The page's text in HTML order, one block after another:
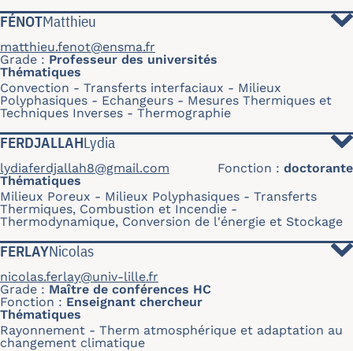
FÉNOTMatthieu
matthieu.fenot@ensma.fr
Grade
Professeur des universités
Thématiques
Convection
Transferts interfaciaux
Milieux
Polyphasiques
Echangeurs
Mesures Thermiques et
Techniques Inverses
Thermographie
FERDJALLAHLydia
lydiaferdjallah8@gmail.com Fonction
doctorante
Thématiques
Milieux Poreux
Milieux Polyphasiques
Transferts
Thermiques, Combustion et Incendie
Thermodynamique, Conversion de l'énergie et Stockage
FERLAYNicolas
nicolas.ferlay@univ-lille.fr
Grade
Maître de conférences HC
Fonction
Enseignant chercheur
Thématiques
Rayonnement
Therm atmosphérique et adaptation au
changement climatique